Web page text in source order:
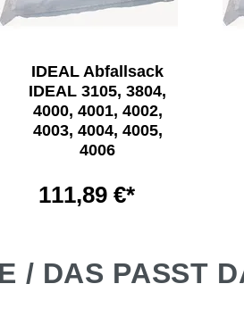
IDEAL Abfallsack
IDEAL 3105, 3804,
4000, 4001, 4002,
4003, 4004, 4005,
4006
111,89 €*
/ DAS PASST